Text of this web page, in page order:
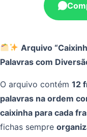
Arquivo
Palavras com
O arquivo contém 12
palavras na ordem
caixinha para cada
fichas sempre